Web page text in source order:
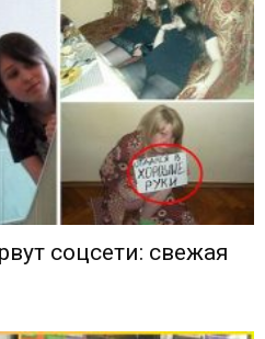
соцсети: свежая